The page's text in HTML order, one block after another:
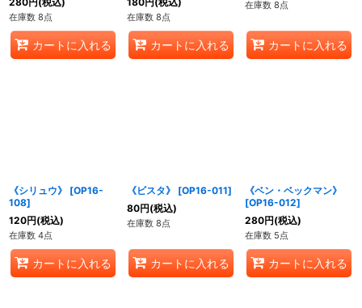
在庫数 8点
カートに入れる
在庫数 8点
カートに入れる
在庫数 8点
カートに入れる
《シリュウ》 [OP16-
108]
120円(税込)
在庫数 4点
カートに入れる
《ビスタ》 [OP16-011]
80円(税込)
在庫数 8点
カートに入れる
《ベン・ベックマン》
[OP16-012]
280円(税込)
在庫数 5点
カートに入れる